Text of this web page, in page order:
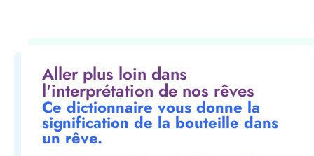
Aller plus loin dans
l'interprétation de nos rêves
Ce dictionnaire vous donne la
signification de la bouteille dans
un rêve.